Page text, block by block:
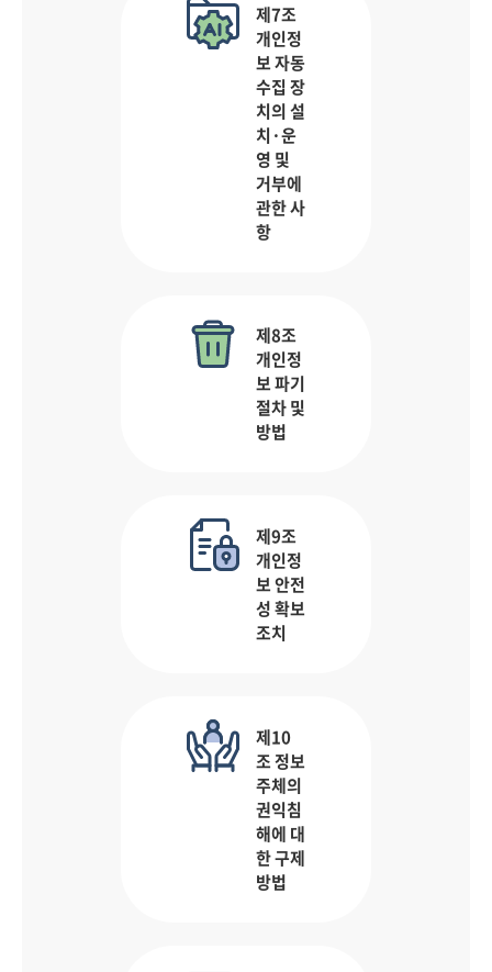
제7조
개인정
보 자동
수집 장
치의 설
치·운
영 및
거부에
관한 사
항
제8조
개인정
보 파기
절차 및
방법
제9조
개인정
보 안전
성 확보
조치
제10
조 정보
주체의
권익침
해에 대
한 구제
방법